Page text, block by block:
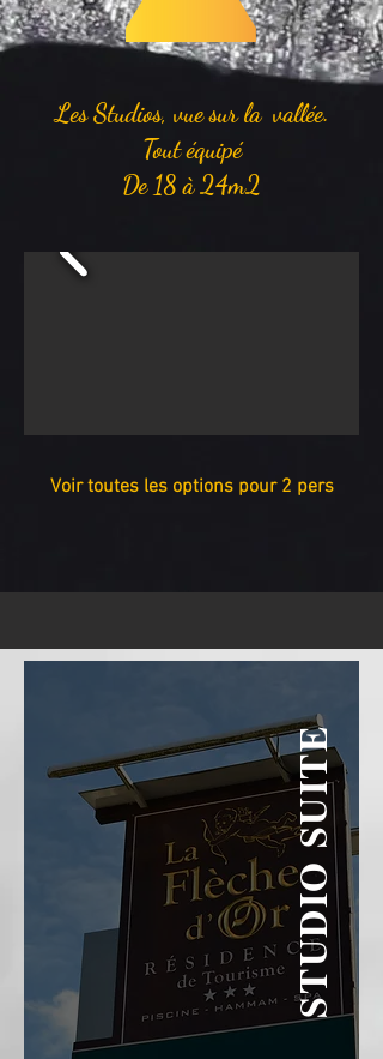
Les Studios, vue sur la vallée.
Tout équipé
De 18 à 24m2
Voir toutes les options pour 2 pers
STUDIO SUITE